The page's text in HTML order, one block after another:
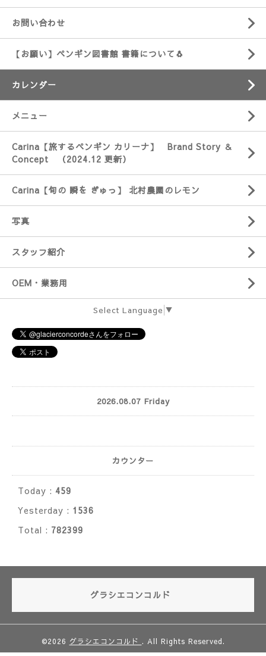
お問い合わせ
【お願い】ペンギン図書館 書籍について🐧
カレンダー
メニュー
Carina【旅するペンギン カリーナ】 Brand Story ＆
Concept （2024.12 更新）
Carina【旬の 瞬を ぎゅっ】 北村農園のレモン
写真
スタッフ紹介
OEM・業務用
Select Language ▼
2026.08.07 Friday
カウンター
Today : 459
Yesterday : 1536
Total : 782399
グラシエコンコルド
©2026 グラシエコンコルド . All Rights Reserved.